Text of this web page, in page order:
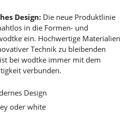
Design: Die neue Produktlinie
in die Formen- und
ein. Hochwertige Materialien
Technik zu bleibenden
bei wodtke immer mit dem
verbunden.
Design
oder white